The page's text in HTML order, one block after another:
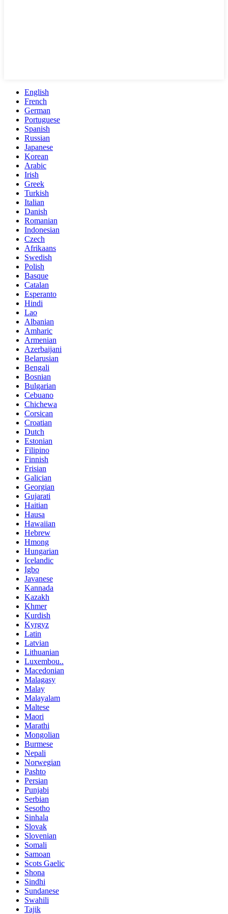
English
French
German
Portuguese
Spanish
Russian
Japanese
Korean
Arabic
Irish
Greek
Turkish
Italian
Danish
Romanian
Indonesian
Czech
Afrikaans
Swedish
Polish
Basque
Catalan
Esperanto
Hindi
Lao
Albanian
Amharic
Armenian
Azerbaijani
Belarusian
Bengali
Bosnian
Bulgarian
Cebuano
Chichewa
Corsican
Croatian
Dutch
Estonian
Filipino
Finnish
Frisian
Galician
Georgian
Gujarati
Haitian
Hausa
Hawaiian
Hebrew
Hmong
Hungarian
Icelandic
Igbo
Javanese
Kannada
Kazakh
Khmer
Kurdish
Kyrgyz
Latin
Latvian
Lithuanian
Luxembou..
Macedonian
Malagasy
Malay
Malayalam
Maltese
Maori
Marathi
Mongolian
Burmese
Nepali
Norwegian
Pashto
Persian
Punjabi
Serbian
Sesotho
Sinhala
Slovak
Slovenian
Somali
Samoan
Scots Gaelic
Shona
Sindhi
Sundanese
Swahili
Tajik